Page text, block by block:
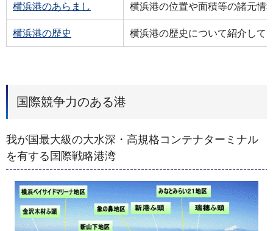
横浜港のあらまし 横浜港の位置や面積等の諸元情
横浜港の歴史 横浜港の歴史について紹介して
国際競争力のある港
我が国最大級の大水深・高規格コンテナターミナル
を有する国際戦略港湾